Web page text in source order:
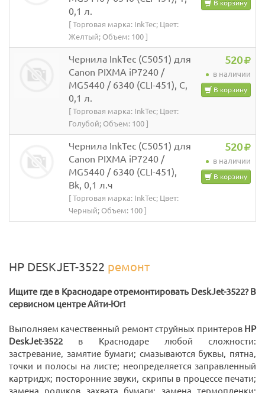
0,1 л.
[ Торговая марка: InkTec; Цвет:
Желтый; Объем: 100 ]
В корзину
Чернила InkTec (C5051) для
Canon PIXMA iP7240 /
MG5440 / 6340 (CLI-451), C,
0,1 л.
[ Торговая марка: InkTec; Цвет:
Голубой; Объем: 100 ]
520
в наличии
В корзину
Чернила InkTec (C5051) для
Canon PIXMA iP7240 /
MG5440 / 6340 (CLI-451),
Bk, 0,1 л.ч
[ Торговая марка: InkTec; Цвет:
Черный; Объем: 100 ]
520
в наличии
В корзину
HP DESKJET-3522 ремонт
Ищите где в Краснодаре отремонтировать DeskJet-3522? В
сервисном центре Айти-Юг!
Выполняем качественный ремонт струйных принтеров HP
DeskJet-3522 в Краснодаре любой сложности:
застревание, замятие бумаги; смазываются буквы, пятна,
точки и полосы на листе; неопределяется заправленный
картридж; посторонние звуки, скрипы в процессе печати;